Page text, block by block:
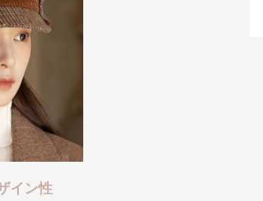
イン性